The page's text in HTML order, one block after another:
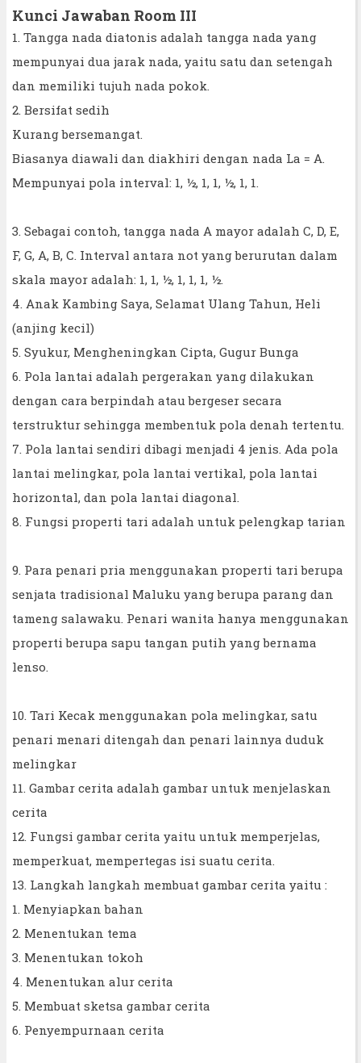
Kunci Jawaban Room III
1. Tangga nada diatonis adalah tangga nada yang
mempunyai dua jarak nada, yaitu satu dan setengah
dan memiliki tujuh nada pokok.
2. Bersifat sedih
Kurang bersemangat.
Biasanya diawali dan diakhiri dengan nada La = A.
Mempunyai pola interval: 1, ½, 1, 1, ½, 1, 1.
3. Sebagai contoh, tangga nada A mayor adalah C, D, E,
F, G, A, B, C. Interval antara not yang berurutan dalam
skala mayor adalah: 1, 1, ½, 1, 1, 1, ½.
4. Anak Kambing Saya, Selamat Ulang Tahun, Heli
(anjing kecil)
5. Syukur, Mengheningkan Cipta, Gugur Bunga
6. Pola lantai adalah pergerakan yang dilakukan
dengan cara berpindah atau bergeser secara
terstruktur sehingga membentuk pola denah tertentu.
7. Pola lantai sendiri dibagi menjadi 4 jenis. Ada pola
lantai melingkar, pola lantai vertikal, pola lantai
horizontal, dan pola lantai diagonal.
8. Fungsi properti tari adalah untuk pelengkap tarian
9. Para penari pria menggunakan properti tari berupa
senjata tradisional Maluku yang berupa parang dan
tameng salawaku. Penari wanita hanya menggunakan
properti berupa sapu tangan putih yang bernama
lenso.
10. Tari Kecak menggunakan pola melingkar, satu
penari menari ditengah dan penari lainnya duduk
melingkar
11. Gambar cerita adalah gambar untuk menjelaskan
cerita
12. Fungsi gambar cerita yaitu untuk memperjelas,
memperkuat, mempertegas isi suatu cerita.
13. Langkah langkah membuat gambar cerita yaitu :
1. Menyiapkan bahan
2. Menentukan tema
3. Menentukan tokoh
4. Menentukan alur cerita
5. Membuat sketsa gambar cerita
6. Penyempurnaan cerita